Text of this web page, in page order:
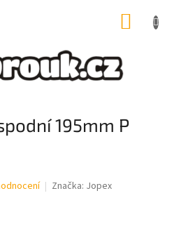
195mm P
Značka: Jopex